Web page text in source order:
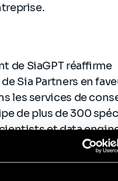
de SiaGPT réaffirme
Sia Partners en
les services de
de plus de 300
et data
centres
nous continuons à